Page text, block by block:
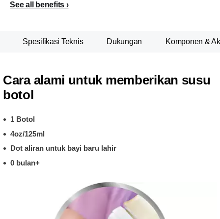
See all benefits
Spesifikasi Teknis Dukungan Komponen &
Cara alami untuk memberikan susu
botol
1 Botol
4oz/125ml
Dot aliran untuk bayi baru lahir
0 bulan+